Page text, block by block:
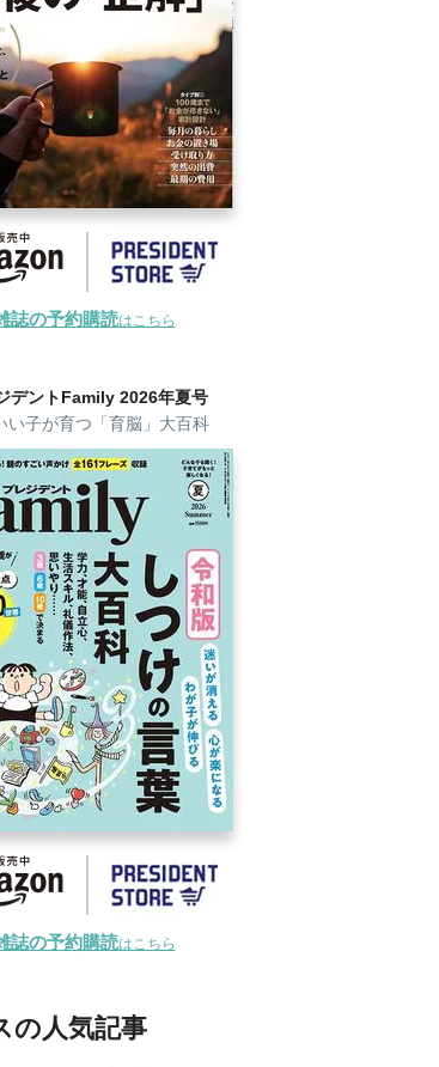
誌の予約購読はこちら
デントFamily 2026年夏号
い子が育つ「育脳」大百科
誌の予約購読はこちら
の人気記事